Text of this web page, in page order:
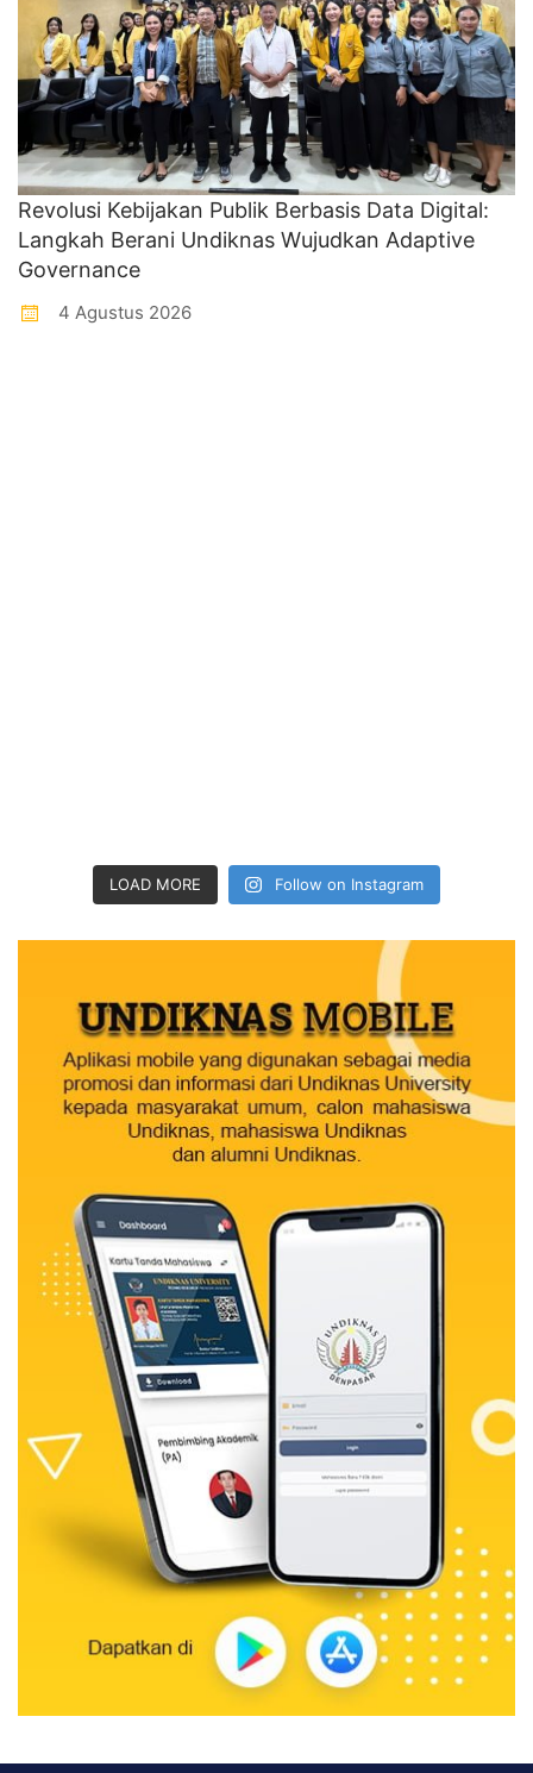
Revolusi Kebijakan Publik Berbasis Data Digital:
Langkah Berani Undiknas Wujudkan Adaptive
Governance
4 Agustus 2026
LOAD MORE Follow on Instagram